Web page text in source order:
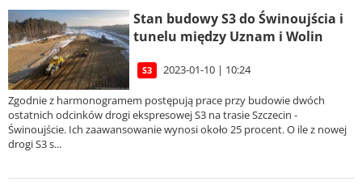
Stan budowy S3 do Świnoujścia i
tunelu między Uznam i Wolin
S3 2023-01-10 | 10:24
Zgodnie z harmonogramem postępują prace przy budowie dwóch
ostatnich odcinków drogi ekspresowej S3 na trasie Szczecin -
Świnoujście. Ich zaawansowanie wynosi około 25 procent. O ile z nowej
drogi S3 s...